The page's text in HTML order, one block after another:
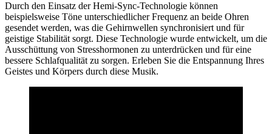
Durch den Einsatz der Hemi-Sync-Technologie können
beispielsweise Töne unterschiedlicher Frequenz an beide Ohren
gesendet werden, was die Gehirnwellen synchronisiert und für
geistige Stabilität sorgt. Diese Technologie wurde entwickelt, um die
Ausschüttung von Stresshormonen zu unterdrücken und für eine
bessere Schlafqualität zu sorgen. Erleben Sie die Entspannung Ihres
Geistes und Körpers durch diese Musik.